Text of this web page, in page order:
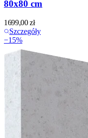
80x80 cm
1699,00zł
Szczegóły
−15%